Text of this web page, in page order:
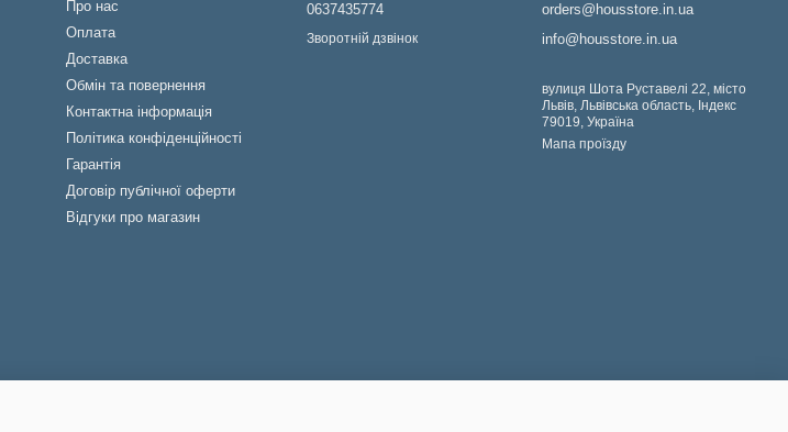
Про нас
Оплата
Доставка
Обмін та повернення
Контактна інформація
Політика конфіденційності
Гарантія
Договір публічної оферти
Відгуки про магазин
0637435774
Зворотній дзвінок
orders@housstore.in.ua
info@housstore.in.ua
вулиця Шота Руставелі 22, місто
Львів, Львівська область, Індекс
79019, Україна
Мапа проїзду